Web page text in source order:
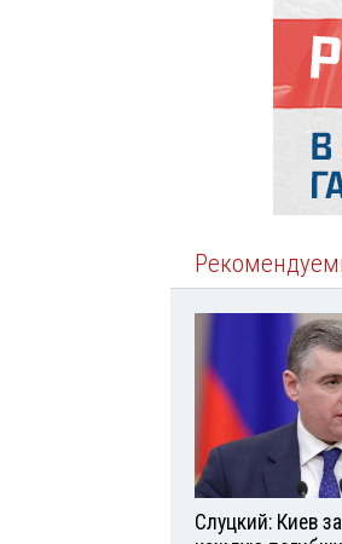
Слуцкий: Киев